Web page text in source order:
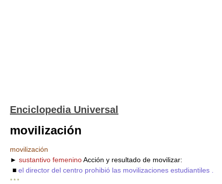
Enciclopedia Universal
movilización
movilización
► sustantivo femeninoAcción y resultado de movilizar:
■ el director del centro prohibió las movilizaciones estudiantiles .
* * *